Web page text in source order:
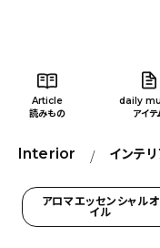
Article
読みもの
daily
アイテ
Interior インテ
アロマエッセンシャルオ
イル